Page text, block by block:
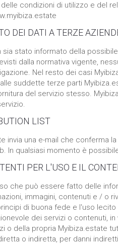
condizioni di utilizzo e del
DEI DATI A TERZE
sia stato informato della
dalla normativa vigente,
Nel resto dei casi
suddette terze parti
del servizio stesso.
LIST
invia una e-mail che
In qualsiasi momento è
PER L'USO E IL
che può essere fatto delle
immagini, contenuti e / o
di buona fede e l'uso
dei servizi o contenuti,
o della propria Myibiza.estate
o indiretta, per danni